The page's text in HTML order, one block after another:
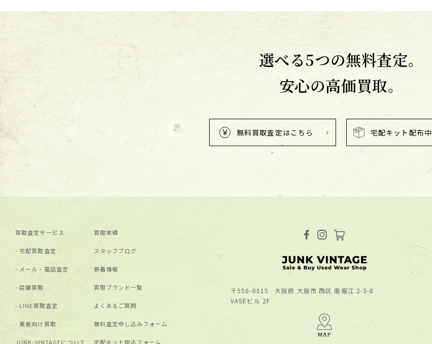
選べる5つの無料査定。
安心の高価買取。
無料買取査定はこちら 宅配キット配布中
買取査定サービス
宅配買取査定
メール・電話査定
店舗買取
LINE買取査定
業者向け買取
JUNK-VINTAGEについて
買取実績
スタッフブログ
新着情報
買取ブランド⼀覧
よくあるご質問
無料査定申し込みフォーム
宅配キット申込フォーム
〒550-0015
⼤阪府 ⼤阪市 ⻄区 南堀江 2-3-8
VASEビル 2F
MAP